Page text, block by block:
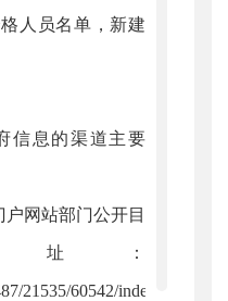
人员名单，新建
息的渠道主要
网站部门公开目
：
21535/60542/index.htm）；